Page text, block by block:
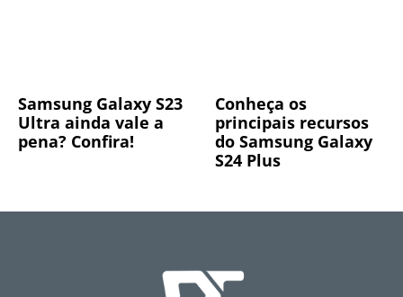
Samsung Galaxy S23
Ultra ainda vale a
pena? Confira!
Conheça os
principais recursos
do Samsung Galaxy
S24 Plus